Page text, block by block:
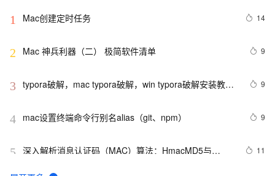
1 Mac创建定时任务 14
2 Mac 神兵利器（二） 极简软件清单 9
3 typora破解，mac typora破解，win typora破解安装教程
9
4 mac设置终端命令行别名alias（git、npm） 9
5 深入解析消息认证码（MAC）算法：HmacMD5与
11